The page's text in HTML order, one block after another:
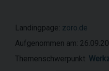
Landingpage: zoro.de
Aufgenommen am:
Themenschwerpunkt: